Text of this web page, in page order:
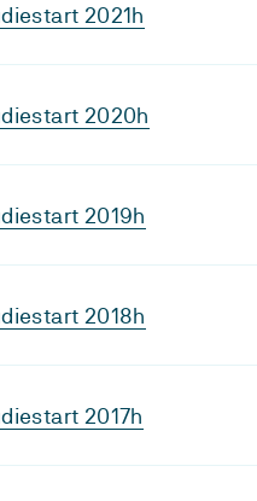
2021h
2020h
2019h
2018h
2017h